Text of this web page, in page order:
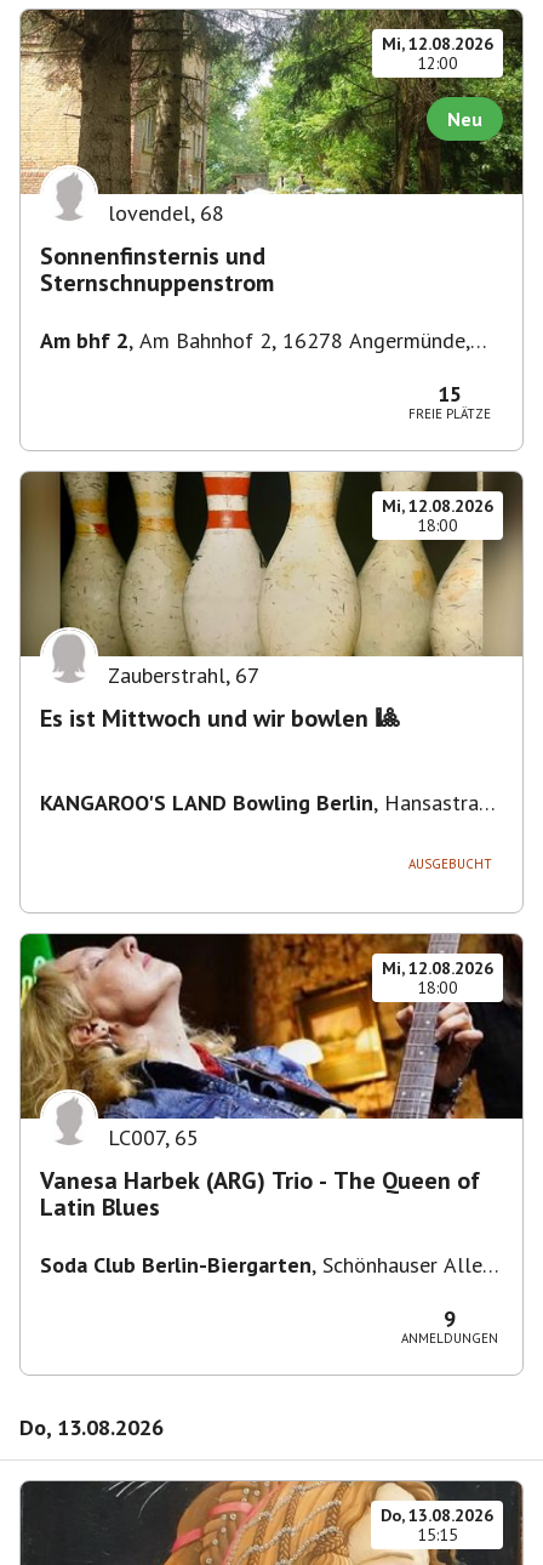
Mi, 12.08.2026
12:00
Neu
lovendel, 68
Sonnenfinsternis und
Sternschnuppenstrom
Am bhf 2, Am Bahnhof 2, 16278 Angermünde,
15
FREIE PLÄTZE
Mi, 12.08.2026
18:00
Zauberstrahl, 67
Es ist Mittwoch und wir bowlen 🎱
KANGAROO'S LAND Bowling Berlin, Hansastraße
AUSGEBUCHT
Mi, 12.08.2026
18:00
LC007, 65
Vanesa Harbek (ARG) Trio - The Queen of
Latin Blues
Soda Club Berlin-Biergarten, Schönhauser Allee
9
ANMELDUNGEN
Do, 13.08.2026
Do, 13.08.2026
15:15